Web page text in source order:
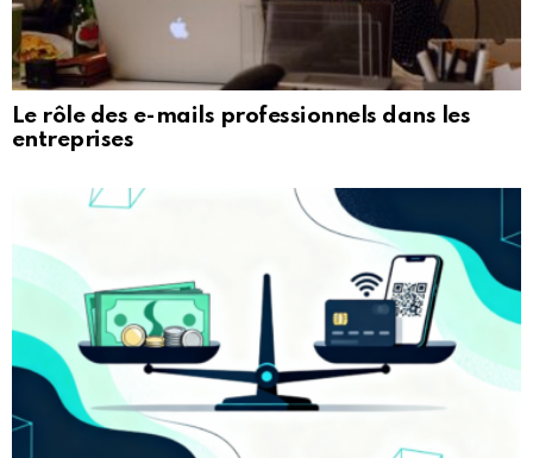
Le rôle des e-mails professionnels dans les
entreprises